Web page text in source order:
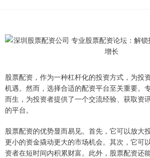
股票配资，作为一种杠杆化的投资方式，为投
机遇。然而，选择合适的配资平台至关重要。
而生，为投资者提供了一个交流经验、获取资
的平台。
股票配资的优势显而易见。首先，它可以放大
更小的资金撬动更大的市场机会。其次，它可
资者在短时间内积累财富。此外，股票配资还